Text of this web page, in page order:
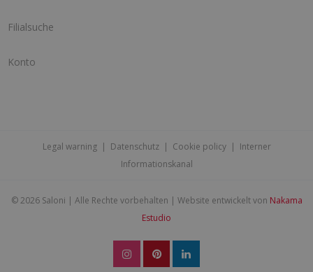
Filialsuche
Konto
Legal warning| Datenschutz| Cookie policy| Interner
Informationskanal
©2026 Saloni | Alle Rechte vorbehalten | Website entwickelt von Nakama
Estudio